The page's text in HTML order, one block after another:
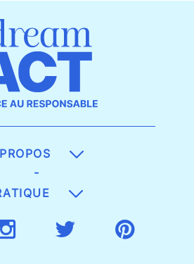
-